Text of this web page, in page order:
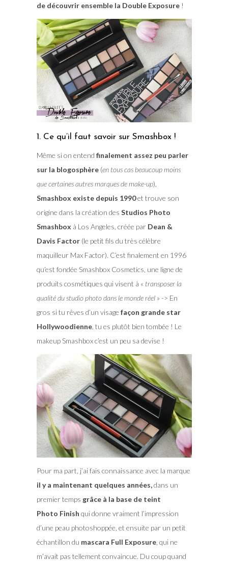
de découvrir ensemble la Double Exposure!
1. Ce qu’il faut savoir sur Smashbox !
Même si on entend finalement assez peu parler
sur la blogosphère(en tous cas beaucoup moins
que certaines autres marques de make-up),
Smashbox existe depuis 1990et trouve son
origine dans la création des Studios Photo
Smashbox à Los Angeles, créée parDean &
Davis Factor(le petit fils du très célèbre
maquilleur Max Factor). C’est finalement en 1996
qu’est fondée Smashbox Cosmetics, une ligne de
produits cosmétiques qui visent à « transposer la
qualité du studio photo dans le monde réel» -> En
gros si tu rêves d’un visage façon grande star
Hollywoodienne, tu es plutôt bien tombée ! Le
makeup Smashbox c’est un peu sa devise !
Pour ma part, j’ai fais connaissance avec la marque
il y a maintenant quelques années,dans un
premier temps grâce à la base de teint
Photo Finish qui donne vraiment l’impression
d’une peau photoshoppée, et ensuite par un petit
échantillon du mascara Full Exposure, qui ne
m’avait pas tellement convaincue. Du coup quand